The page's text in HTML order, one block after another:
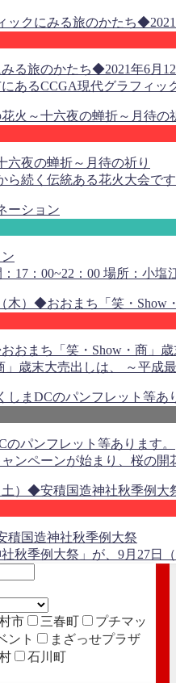
る旅のかたち◆2021年6月
あるCCGA現代グラフィ
夜の蝉折～月待の祈り
ら続く伝統ある花火大会
17：00~22：00 場所：小
おまち「笑・Show・商」
」歳末大売出しは、 ～平
パンフレット等あります。
ンペーンが始まり、桜の
積国造神社秋季例大祭
秋季例大祭」が、9月27日
市 三春町
プチマッ
ント
まざっせプラザ
石川町